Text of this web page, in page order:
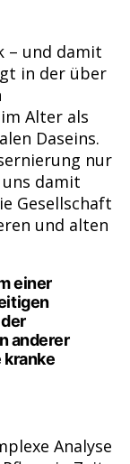
– und damit
in der über
Alter als
Daseins.
nur
damit
Gesellschaft
und alten
einer
anderer
kranke
Analyse